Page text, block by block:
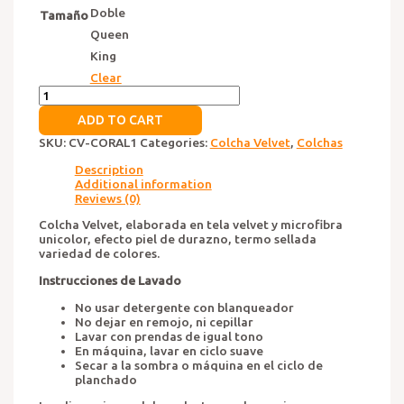
Tamaño Doble
Queen
King
Clear
Colcha
Velvet
quantity
ADD TO CART
SKU: CV-CORAL1 Categories: Colcha Velvet, Colchas
Description
Additional information
Reviews (0)
Colcha Velvet, elaborada en tela velvet y microfibra
unicolor, efecto piel de durazno, termo sellada
variedad de colores.
Instrucciones de Lavado
No usar detergente con blanqueador
No dejar en remojo, ni cepillar
Lavar con prendas de igual tono
En máquina, lavar en ciclo suave
Secar a la sombra o máquina en el ciclo de
planchado